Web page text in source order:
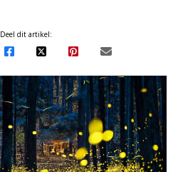
Deel dit artikel: